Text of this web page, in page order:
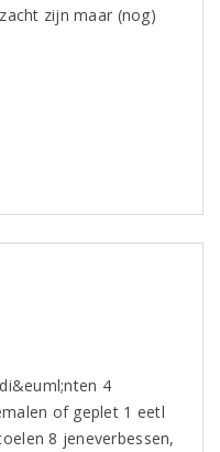
zijn maar (nog)
4
of geplet 1 eetl
8 jeneverbessen,